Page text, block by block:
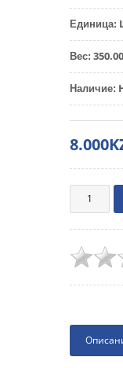
Единица:
Вес: 350.00
Наличие: